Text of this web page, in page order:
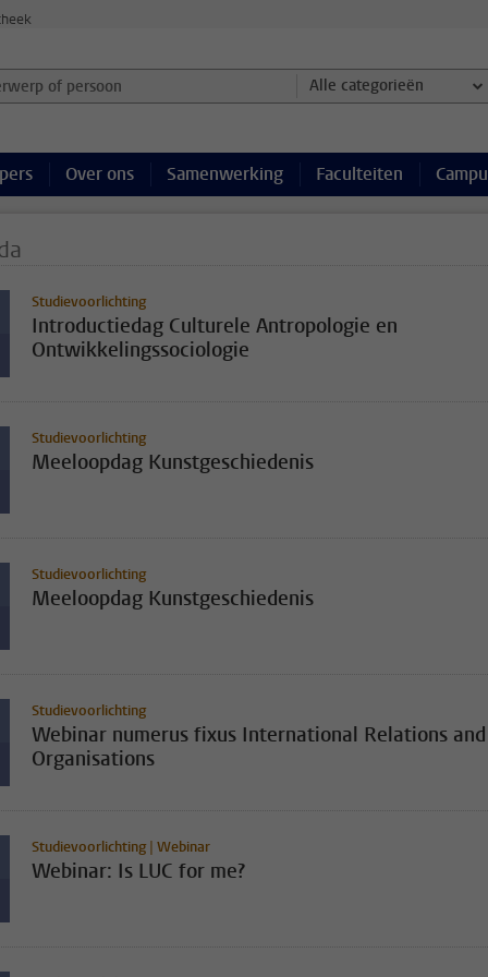
of persoon en selecteer categorie Alle categorieën
Over ons Samenwerking Faculteiten
Studievoorlichting
Introductiedag Culturele Antropologie en
Ontwikkelingssociologie
Studievoorlichting
Meeloopdag Kunstgeschiedenis
Studievoorlichting
Meeloopdag Kunstgeschiedenis
Studievoorlichting
Webinar numerus fixus International Relations and
Organisations
Studievoorlichting | Webinar
Webinar: Is LUC for me?